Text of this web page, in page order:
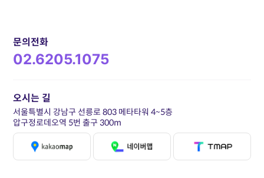
문의전화
02.6205.1075
오시는 길
서울특별시 강남구 선릉로 803 메타타워 4~5층
압구정로데오역 5번 출구 300m